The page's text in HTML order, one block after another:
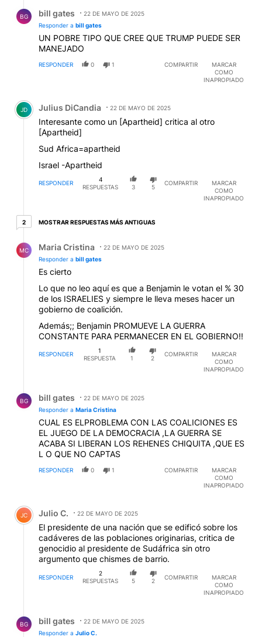
BG bill gates
22 DE MAYO DE 2025
Responder a bill gates
UN POBRE TIPO QUE CREE QUE TRUMP PUEDE SER
MANEJADO
RESPONDER 0 1 COMPARTIR
MARCAR
COMO
INAPROPIADO
Comentario de Julius DiCandia.
JD Julius DiCandia 22 DE MAYO DE 2025
Interesante como un [Apartheid] critica al otro
[Apartheid]
Sud Africa=apartheid
Israel -Apartheid
RESPONDER
4
RESPUESTAS
3 5
COMPARTIR
MARCAR
COMO
INAPROPIADO
22 respuestas más antiguas
MOSTRAR RESPUESTAS MÁS ANTIGUAS
MC Maria Cristina
22 DE MAYO DE 2025
Responder a bill gates
Es cierto
Lo que no leo aquí es que a Benjamin le votan el % 30
de los ISRAELIES y siempre le lleva meses hacer un
gobierno de coalición.
Además;; Benjamin PROMUEVE LA GUERRA
CONSTANTE PARA PERMANECER EN EL GOBIERNO!!
RESPONDER
1
RESPUESTA
1 2
COMPARTIR
MARCAR
COMO
INAPROPIADO
BG bill gates
22 DE MAYO DE 2025
Responder a Maria Cristina
CUAL ES ELPROBLEMA CON LAS COALICIONES ES
EL JUEGO DE LA DEMOCRACIA ,LA GUERRA SE
ACABA SI LIBERAN LOS REHENES CHIQUITA ,QUE ES
L O QUE NO CAPTAS
RESPONDER 0 1 COMPARTIR
MARCAR
COMO
INAPROPIADO
Comentario de Julio C..
JC Julio C. 22 DE MAYO DE 2025
El presidente de una nación que se edificó sobre los
cadáveres de las poblaciones originarias, critica de
genocidio al presidente de Sudáfrica sin otro
argumento que chismes de barrio.
RESPONDER
2
RESPUESTAS
5 2
COMPARTIR
MARCAR
COMO
INAPROPIADO
BG bill gates
22 DE MAYO DE 2025
Responder a Julio C.